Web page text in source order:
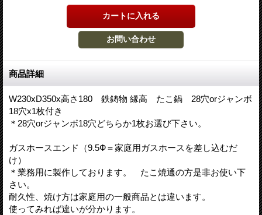
商品詳細
W230xD350x高さ180 鉄鋳物 縁高 たこ鍋 28穴orジャンボ
18穴x1枚付き
＊28穴orジャンボ18穴どちらか1枚お選び下さい。
ガスホースエンド（9.5Ф＝家庭用ガスホースを差し込むだ
け）
＊業務用に製作しております。 たこ焼通の方是非お使い下
さい。
耐久性、焼け方は家庭用の一般商品とは違います。
使ってみれば違いが分かります。